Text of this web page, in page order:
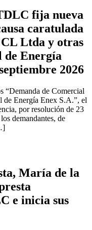
fija nueva
caratulada
Ltda y otras
de Energía
2026
“Demanda de Comercial
de Energía Enex S.A.”, el
por resolución de 23
demandantes, de
María de la
e inicia sus